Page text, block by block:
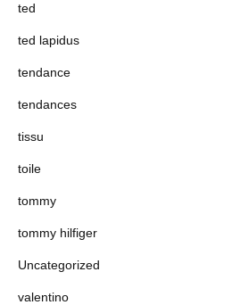
ted
ted lapidus
tendance
tendances
tissu
toile
tommy
tommy hilfiger
Uncategorized
valentino